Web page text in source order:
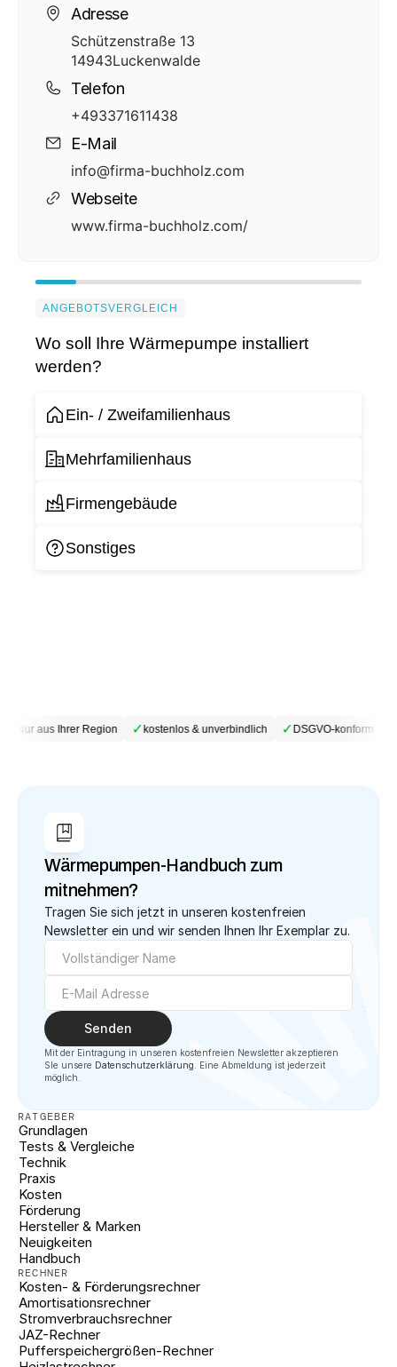
Adresse
Schützenstraße 13
14943Luckenwalde
Telefon
+493371611438
E-Mail
info@firma-buchholz.com
Webseite
www.firma-buchholz.com/
ANGEBOTSVERGLEICH
Wo soll Ihre Wärmepumpe installiert
werden?
Ein- / Zweifamilienhaus
Mehrfamilienhaus
Firmengebäude
Sonstiges
Nur aus Ihrer Region ✓kostenlos & unverbindlich ✓DSGVO-konform
Wärmepumpen-Handbuch zum
mitnehmen?
Tragen Sie sich jetzt in unseren kostenfreien
Newsletter ein und wir senden Ihnen Ihr Exemplar zu.
Senden
Mit der Eintragung in unseren kostenfreien Newsletter akzeptieren
SIe unsere Datenschutzerklärung . Eine Abmeldung ist jederzeit
möglich.
RATGEBER
Grundlagen
Tests & Vergleiche
Technik
Praxis
Kosten
Förderung
Hersteller & Marken
Neuigkeiten
Handbuch
RECHNER
Kosten- & Förderungsrechner
Amortisationsrechner
Stromverbrauchsrechner
JAZ-Rechner
Pufferspeichergrößen-Rechner